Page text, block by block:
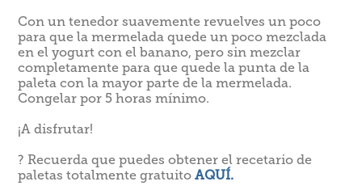
Con un tenedor suavemente revuelves un poco
para que la mermelada quede un poco mezclada
en el yogurt con el banano, pero sin mezclar
completamente para que quede la punta dela
paleta con la mayor parte de la mermelada.
Congelar por 5 horas mínimo.
¡A disfrutar!
? Recuerda que puedes obtener el recetario de
paletas totalmente gratuitoAQUÍ.